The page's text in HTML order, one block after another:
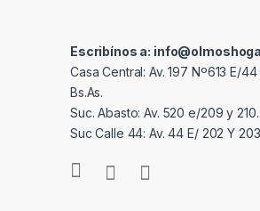
Escribínos a:
Casa Central: Av. 197 Nº613 E/
Bs.As.
Suc. Abasto: Av. 520 e/209 y
Suc Calle 44: Av. 44 E/ 202 Y